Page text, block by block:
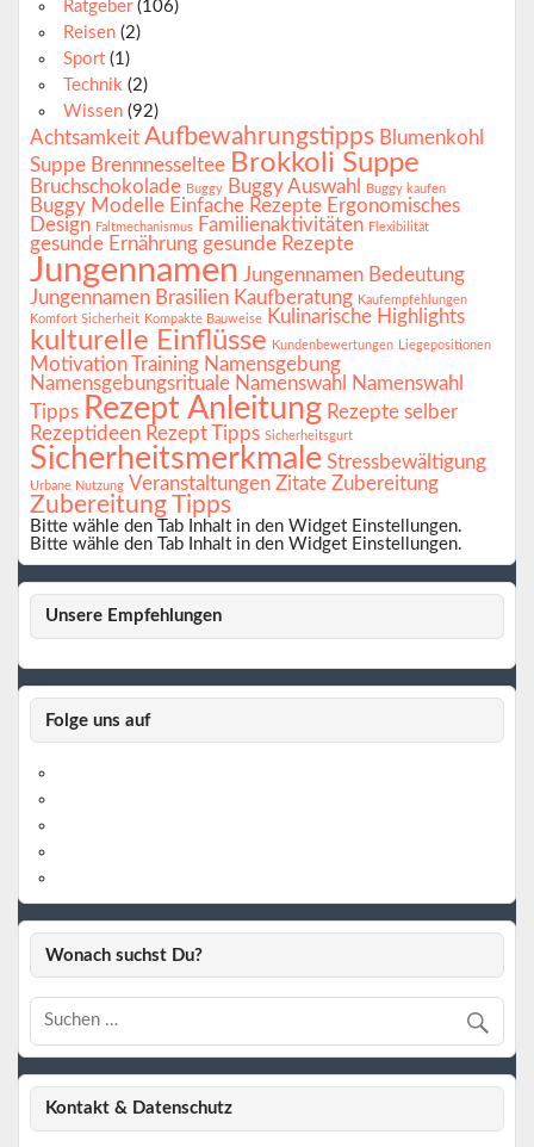
Ratgeber(106)
Reisen (2)
Sport (1)
Technik (2)
Wissen (92)
Achtsamkeit Aufbewahrungstipps Blumenkohl
Suppe Brennnesseltee Brokkoli Suppe
Bruchschokolade Buggy Buggy Auswahl Buggy kaufen
Buggy Modelle Einfache Rezepte Ergonomisches
Design Faltmechanismus Familienaktivitäten Flexibilität
gesunde Ernährung gesunde Rezepte
Jungennamen Jungennamen Bedeutung
Jungennamen Brasilien Kaufberatung Kaufempfehlungen
Komfort Sicherheit Kompakte Bauweise Kulinarische Highlights
kulturelle Einflüsse Kundenbewertungen Liegepositionen
Motivation Training Namensgebung
Namensgebungsrituale Namenswahl
Namenswahl
Tipps Rezept Anleitung Rezepte selber
Rezeptideen Rezept Tipps Sicherheitsgurt
Sicherheitsmerkmale Stressbewältigung
Urbane Nutzung Veranstaltungen Zitate Zubereitung
Zubereitung Tipps
Bitte wähle den Tab Inhalt in den Widget Einstellungen.
Bitte wähle den Tab Inhalt in den Widget Einstellungen.
Unsere Empfehlungen
Folge uns auf
Wonach suchst Du?
Kontakt & Datenschutz